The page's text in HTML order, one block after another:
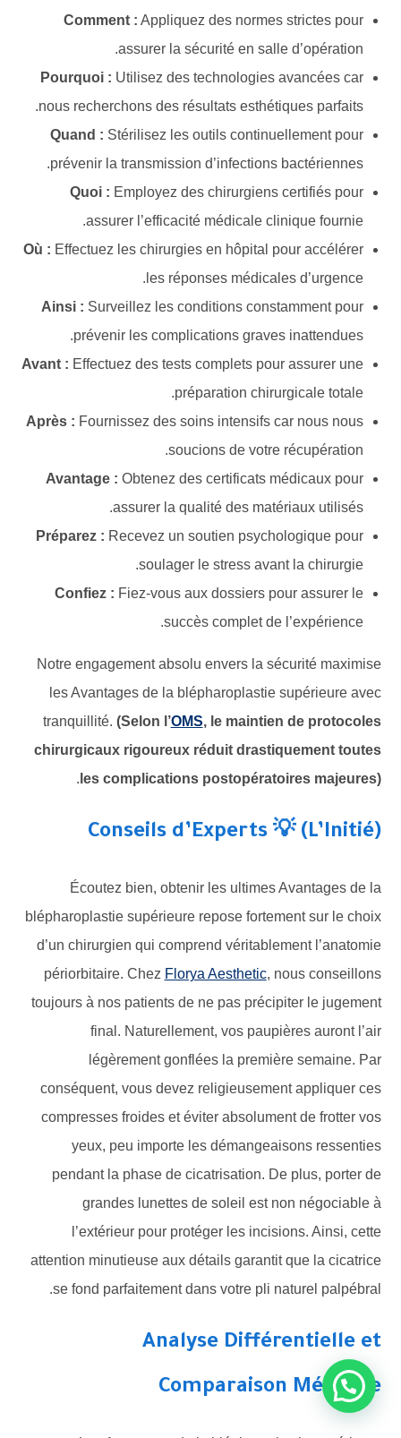
Comment : Appliquez des normes strictes pour
assurer la sécurité en salle d’opération.
Pourquoi : Utilisez des technologies avancées car
nous recherchons des résultats esthétiques parfaits.
Quand : Stérilisez les outils continuellement pour
prévenir la transmission d’infections bactériennes.
Quoi : Employez des chirurgiens certifiés pour
assurer l’efficacité médicale clinique fournie.
Où : Effectuez les chirurgies en hôpital pour accélérer
les réponses médicales d’urgence.
Ainsi : Surveillez les conditions constamment pour
prévenir les complications graves inattendues.
Avant : Effectuez des tests complets pour assurer une
préparation chirurgicale totale.
Après : Fournissez des soins intensifs car nous nous
soucions de votre récupération.
Avantage : Obtenez des certificats médicaux pour
assurer la qualité des matériaux utilisés.
Préparez : Recevez un soutien psychologique pour
soulager le stress avant la chirurgie.
Confiez : Fiez-vous aux dossiers pour assurer le
succès complet de l’expérience.
Notre engagement absolu envers la sécurité maximise
les Avantages de la blépharoplastie supérieure avec
tranquillité. (Selon l’OMS, le maintien de protocoles
chirurgicaux rigoureux réduit drastiquement toutes
les complications postopératoires majeures)
.
Conseils d’Experts 💡 (L’Initié)
Écoutez bien, obtenir les ultimes Avantages de la
blépharoplastie supérieure repose fortement sur le choix
d’un chirurgien qui comprend véritablement l’anatomie
périorbitaire. Chez Florya Aesthetic, nous conseillons
toujours à nos patients de ne pas précipiter le jugement
final. Naturellement, vos paupières auront l’air
légèrement gonflées la première semaine. Par
conséquent, vous devez religieusement appliquer ces
compresses froides et éviter absolument de frotter vos
yeux, peu importe les démangeaisons ressenties
pendant la phase de cicatrisation. De plus, porter de
grandes lunettes de soleil est non négociable à
l’extérieur pour protéger les incisions. Ainsi, cette
attention minutieuse aux détails garantit que la cicatrice
se fond parfaitement dans votre pli naturel palpébral.
Analyse Différentielle et
Comparaison Médicale